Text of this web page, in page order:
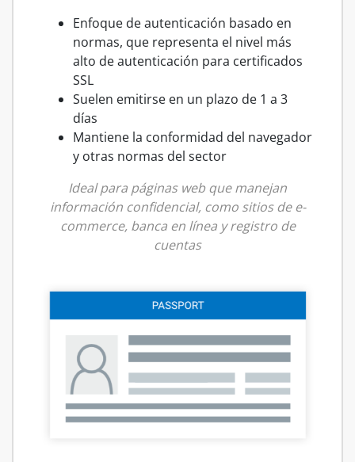
Enfoque de autenticación basado en
normas, que representa el nivel más
alto de autenticación para certificados
SSL
Suelen emitirse en un plazo de 1 a 3
días
Mantiene la conformidad del navegador
y otras normas del sector
Ideal para páginas web que manejan
información confidencial, como sitios de e-
commerce, banca en línea y registro de
cuentas